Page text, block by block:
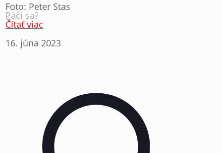
Foto: Peter Stas
Páči sa?
Čítať viac
16. júna 2023